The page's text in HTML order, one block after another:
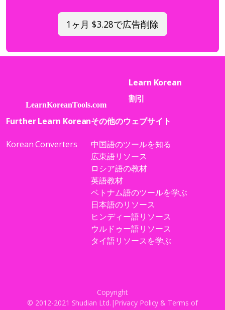
1ヶ月 $3.28で広告削除
Learn Korean
割引
Further Learn Korean
Korean Converters
その他のウェブサイト
中国語のツールを知る
広東語リソース
ロシア語の教材
英語教材
ベトナム語のツールを学ぶ
日本語のリソース
ヒンディー語リソース
ウルドゥー語リソース
タイ語リソースを学ぶ
Copyright
© 2012-2021 Shudian Ltd.|Privacy Policy & Terms of